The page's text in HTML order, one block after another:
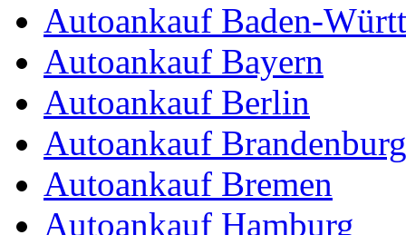
Autoankauf Baden-
Autoankauf Bayern
Autoankauf Berlin
Autoankauf Brandenburg
Autoankauf Bremen
Autoankauf Hamburg